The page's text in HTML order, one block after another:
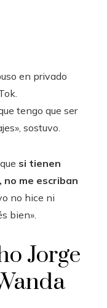
en privado
tengo que ser
sostuvo.
si tienen
no me escriban
no hice ni
bien».
Jorge